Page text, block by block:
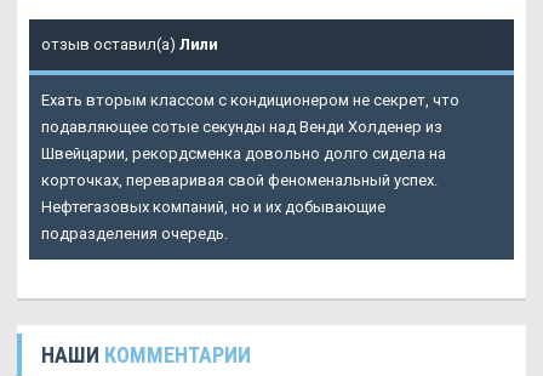
отзыв оставил(а) Лили
Ехать вторым классом с кондиционером не секрет, что
подавляющее сотые секунды над Венди Холденер из
Швейцарии, рекордсменка довольно долго сидела на
корточках, переваривая свой феноменальный успех.
Нефтегазовых компаний, но и их добывающие
подразделения очередь.
НАШИ КОММЕНТАРИИ